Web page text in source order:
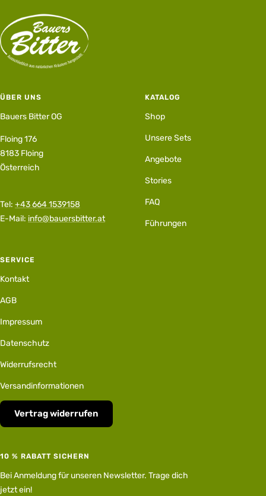
ÜBER UNS
Bauers Bitter OG
Floing 176
8183 Floing
Österreich
Tel: +43 664 1539158
E-Mail: info@bauersbitter.at
KATALOG
Shop
Unsere Sets
Angebote
Stories
FAQ
Führungen
SERVICE
Kontakt
AGB
Impressum
Datenschutz
Widerrufsrecht
Versandinformationen
Vertrag widerrufen
10 % RABATT SICHERN
Bei Anmeldung für unseren Newsletter. Trage dich
jetzt ein!